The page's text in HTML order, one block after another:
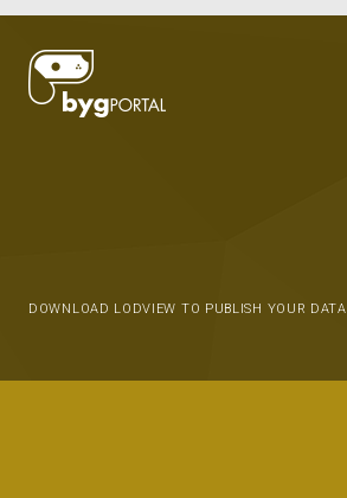
DOWNLOAD LODVIEW TO PUBLISH YOUR DATA